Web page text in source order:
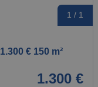
1 / 1
€ 150 m²
1.300 €